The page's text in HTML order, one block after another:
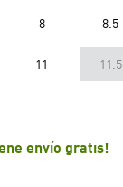
8 8.5
11 11.5
envío gratis!